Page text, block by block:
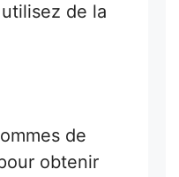
de la
de
obtenir